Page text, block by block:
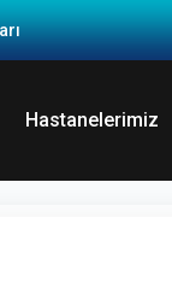
Hastanelerimiz